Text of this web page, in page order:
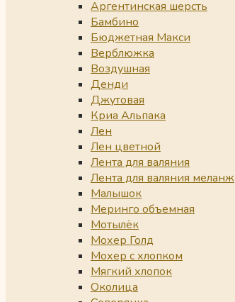
Аргентинская шерсть
Бамбино
Бюджетная Макси
Верблюжка
Воздушная
Денди
Джутовая
Криа Альпака
Лен
Лен цветной
Лента для валяния
Лента для валяния меланж
Малышок
Меринго объемная
Мотылёк
Мохер Голд
Мохер с хлопком
Мягкий хлопок
Околица